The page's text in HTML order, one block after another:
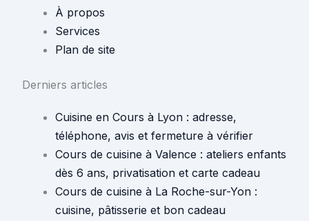
À propos
Services
Plan de site
Derniers articles
Cuisine en Cours à Lyon : adresse,
téléphone, avis et fermeture à vérifier
Cours de cuisine à Valence : ateliers enfants
dès 6 ans, privatisation et carte cadeau
Cours de cuisine à La Roche-sur-Yon :
cuisine, pâtisserie et bon cadeau